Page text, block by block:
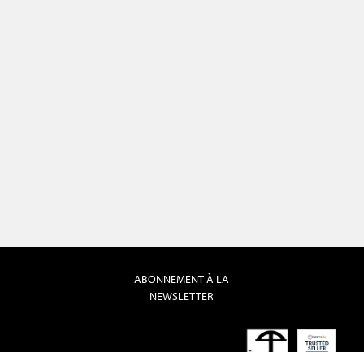
ABONNEMENT À LA
NEWSLETTER